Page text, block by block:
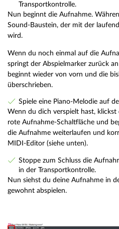
Transportkontrolle.
Nun beginnt die Aufnahme.
Sound-Baustein, der mit der
wird.
Wenn du noch einmal auf die
springt der Abspielmarker zurück
beginnt wieder von vorn und die
überschrieben.
Spiele eine Piano-Melodie auf
Wenn du dich verspielt hast,
rote Aufnahme-Schaltfläche und
die Aufnahme weiterlaufen und
MIDI-Editor (siehe unten).
Stoppe zum Schluss die
in der Transportkontrolle.
Nun siehst du deine Aufnahme in
gewohnt abspielen.